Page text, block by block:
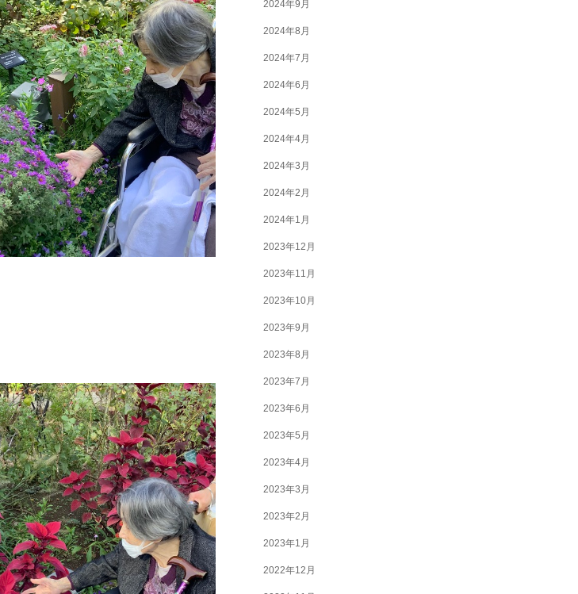
2024年9月
2024年8月
2024年7月
2024年6月
2024年5月
2024年4月
2024年3月
2024年2月
2024年1月
2023年12月
2023年11月
2023年10月
2023年9月
2023年8月
2023年7月
2023年6月
2023年5月
2023年4月
2023年3月
2023年2月
2023年1月
2022年12月